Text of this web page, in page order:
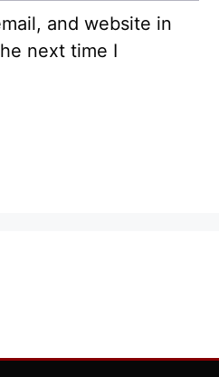
and website in
next time I